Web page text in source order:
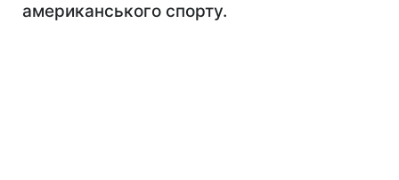
американського спорту.